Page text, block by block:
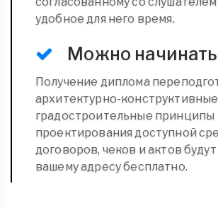
удобное для него время.
Можно начинать
Получение диплома
архитектурно-
градостроительные принципы
проектирования доступной
договоров, чеков и актов
вашему адресу бесплатно.